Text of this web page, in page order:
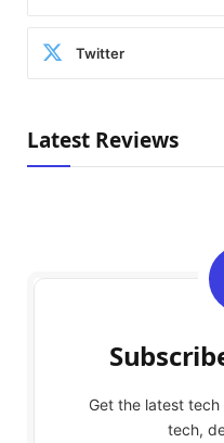
Twitter
Latest Reviews
Get the latest
tech,